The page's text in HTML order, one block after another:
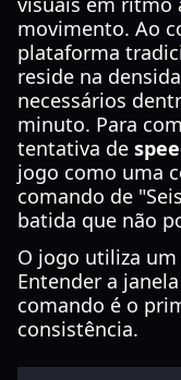
movimento. Ao
plataforma
reside na
necessários
minuto. Para
tentativa de
jogo como uma
comando de
batida que não
O jogo utiliza
Entender a
comando é o
consistência.